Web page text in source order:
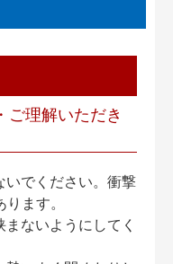
ご理解いただき
でください。衝撃
ます。
ないようにしてく